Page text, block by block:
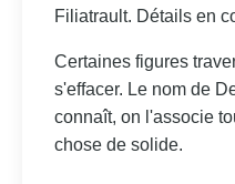
Filiatrault. Détails en
Certaines figures
s'effacer. Le nom de
connaît, on l'associe
chose de solide.